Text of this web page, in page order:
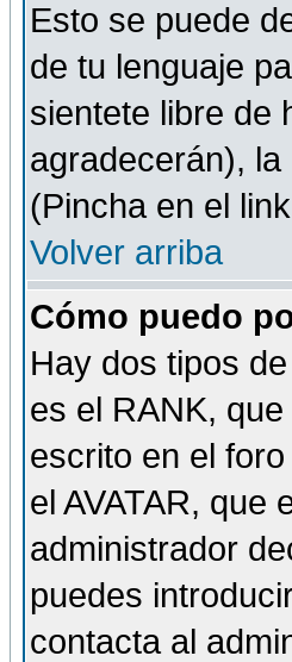
Esto se puede
de tu lenguaje
sientete libre de
agradecerán),
(Pincha en el
Volver arriba
Cómo puedo
Hay dos tipos
es el RANK,
escrito en el
el AVATAR, que
administrador
puedes
contacta al